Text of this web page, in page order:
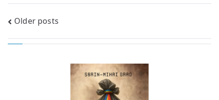
Posts
navigation
Older posts